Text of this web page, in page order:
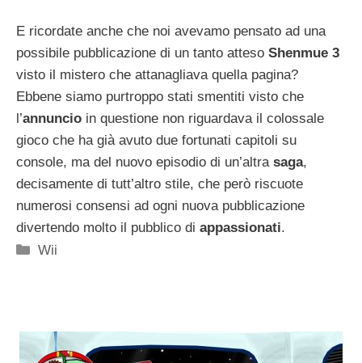
E ricordate anche che noi avevamo pensato ad una
possibile pubblicazione di un tanto atteso Shenmue 3
visto il mistero che attanagliava quella pagina?
Ebbene siamo purtroppo stati smentiti visto che
l’annuncio in questione non riguardava il colossale
gioco che ha già avuto due fortunati capitoli su
console, ma del nuovo episodio di un’altra saga,
decisamente di tutt’altro stile, che però riscuote
numerosi consensi ad ogni nuova pubblicazione
divertendo molto il pubblico di appassionati.
Categorie
Wii